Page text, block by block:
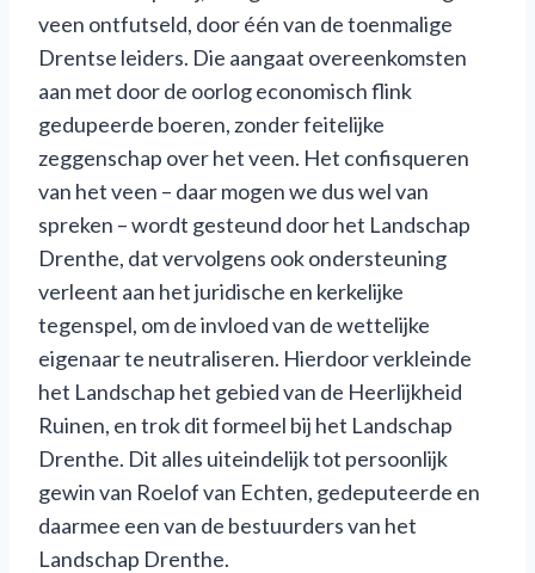
veen ontfutseld, door één van de toenmalige
Drentse leiders. Die aangaat overeenkomsten
aan met door de oorlog economisch flink
gedupeerde boeren, zonder feitelijke
zeggenschap over het veen. Het confisqueren
van het veen – daar mogen we dus wel van
spreken – wordt gesteund door het Landschap
Drenthe, dat vervolgens ook ondersteuning
verleent aan het juridische en kerkelijke
tegenspel, om de invloed van de wettelijke
eigenaar te neutraliseren. Hierdoor verkleinde
het Landschap het gebied van de Heerlijkheid
Ruinen, en trok dit formeel bij het Landschap
Drenthe. Dit alles uiteindelijk tot persoonlijk
gewin van Roelof van Echten, gedeputeerde en
daarmee een van de bestuurders van het
Landschap Drenthe.